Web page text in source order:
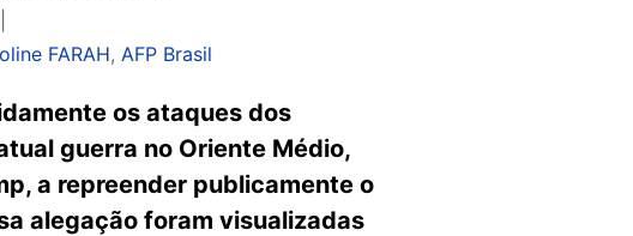
FARAH, AFP Brasil
os ataques dos
guerra no Oriente Médio,
a repreender publicamente o
alegação foram visualizadas